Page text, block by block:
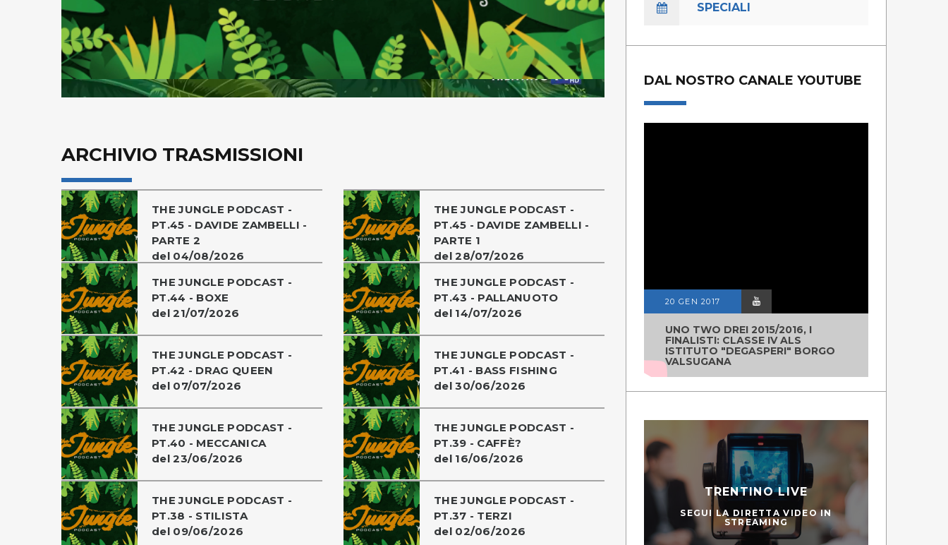
ARCHIVIO TRASMISSIONI
THE JUNGLE PODCAST -
PT.45 - DAVIDE ZAMBELLI -
PARTE 2
del 04/08/2026
THE JUNGLE PODCAST -
PT.45 - DAVIDE ZAMBELLI -
PARTE 1
del 28/07/2026
THE JUNGLE PODCAST -
PT.44 - BOXE
del 21/07/2026
THE JUNGLE PODCAST -
PT.43 - PALLANUOTO
del 14/07/2026
THE JUNGLE PODCAST -
PT.42 - DRAG QUEEN
del 07/07/2026
THE JUNGLE PODCAST -
PT.41 - BASS FISHING
del 30/06/2026
THE JUNGLE PODCAST -
PT.40 - MECCANICA
del 23/06/2026
THE JUNGLE PODCAST -
PT.39 - CAFFÈ?
del 16/06/2026
THE JUNGLE PODCAST -
PT.38 - STILISTA
del 09/06/2026
THE JUNGLE PODCAST -
PT.37 - TERZI
del 02/06/2026
SPECIALI
DAL NOSTRO CANALE YOUTUBE
20 GEN 2017
UNO TWO DREI 2015/2016, I
FINALISTI: CLASSE IV ALS
ISTITUTO "DEGASPERI" BORGO
VALSUGANA
TRENTINO LIVE
SEGUI LA DIRETTA VIDEO IN
STREAMING